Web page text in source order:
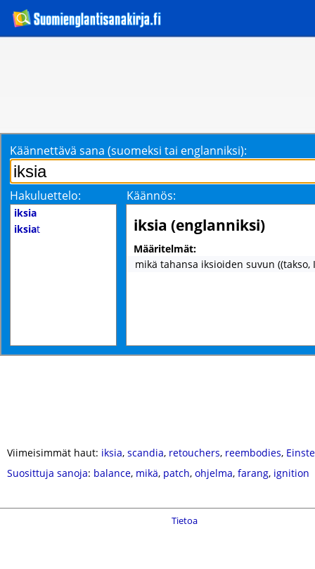
Käännettävä sana (suomeksi tai englanniksi):
Hakuluettelo: Käännös:
iksia
iksiat iksia (englanniksi)
Määritelmät:
mikä tahansa iksioiden suvun ((takso,
Viimeisimmät haut: iksia, scandia, retouchers, reembodies,
Suosittuja sanoja: balance, mikä, patch, ohjelma, farang, ignition
Tietoa